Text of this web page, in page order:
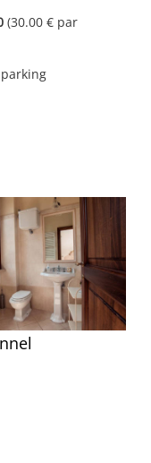
(30.00 € par